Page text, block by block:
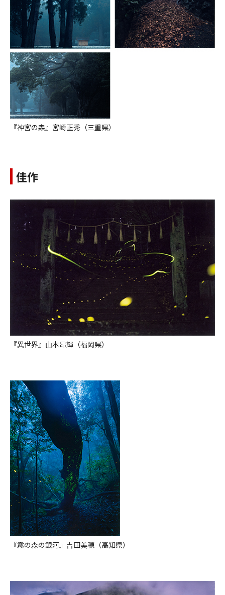
『神宮の森』宮崎正秀（三重県）
佳作
『異世界』山本昂輝（福岡県）
『霧の森の銀河』吉田美穂（高知県）